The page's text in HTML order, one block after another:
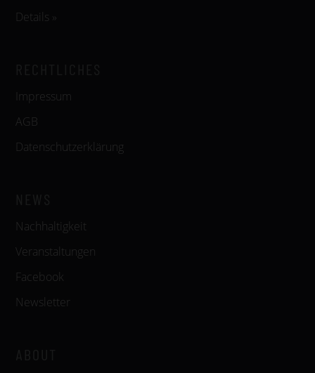
Details »
Impressum
AGB
Datenschutzerklärung
Nachhaltigkeit
Veranstaltungen
Facebook
Newsletter